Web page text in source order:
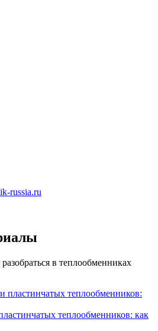
russia.ru
в теплообменниках
теплообменников: как